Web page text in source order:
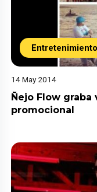
Entretenimiento
14 May 2014
Ñejo Flow
promocional